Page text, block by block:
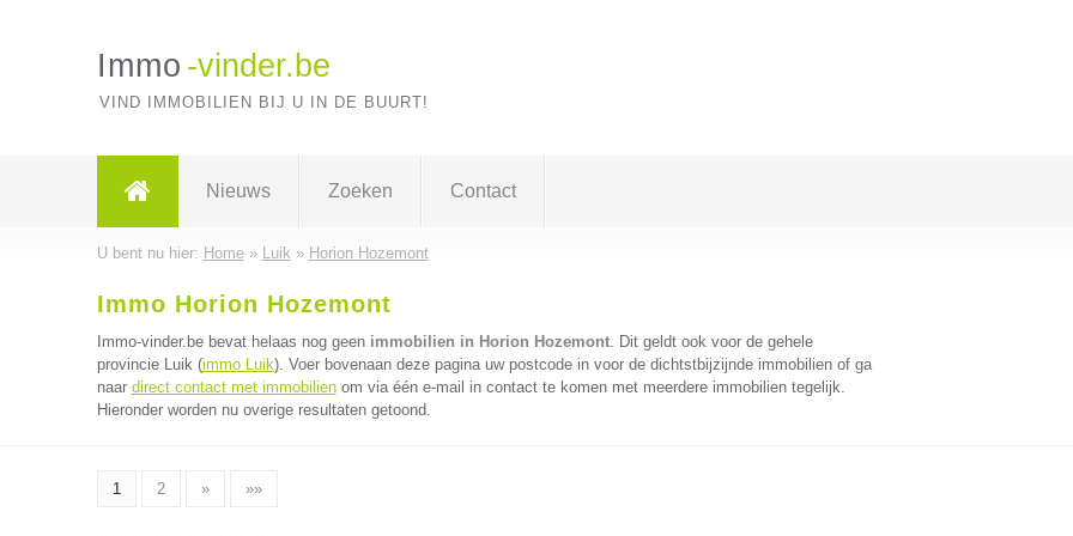
Immo -vinder.be
VIND IMMOBILIEN BIJ U IN DE BUURT!
Nieuws Zoeken Contact
U bent nu hier: Home» Luik » Horion Hozemont
Immo Horion Hozemont
Immo-vinder.be bevat helaas nog geen immobilien in Horion Hozemont. Dit geldt ook voor de gehele
provincie Luik (immo Luik). Voer bovenaan deze pagina uw postcode in voor de dichtstbijzijnde immobilien of ga
naar direct contact met immobilienom via één e-mail in contact te komen met meerdere immobilien tegelijk.
Hieronder worden nu overige resultaten getoond.
1 2 » »»